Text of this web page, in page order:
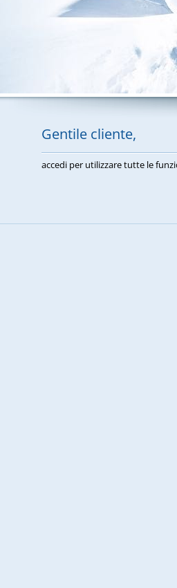
Gentile cliente,
accedi per utilizzare tutte le